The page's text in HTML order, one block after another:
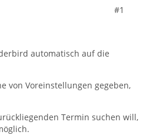
#1
automatisch auf die
von Voreinstellungen gegeben,
Termin suchen will,